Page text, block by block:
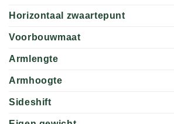
Horizontaal zwaartepunt
Voorbouwmaat
Armlengte
Armhoogte
Sideshift